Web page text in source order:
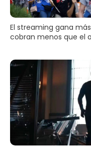
El streaming gana
cobran menos que el